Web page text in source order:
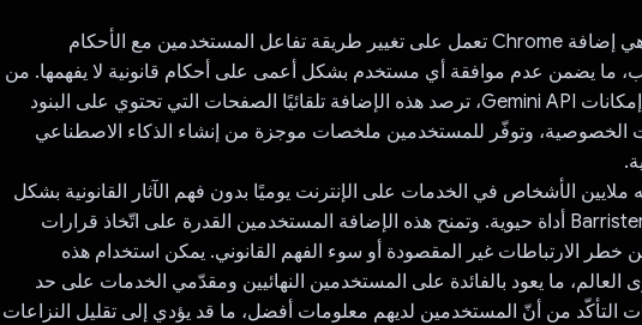
Barrister Gemini هي إضافة Chrome تعمل على تغيير طريقة تفاعل المستخدمين مع الأحكام
ما يضمن عدم موافقة أي مستخدم بشكل أعمى على أحكام قانونية لا يفهمها. من
خلال الاستفادة من إمكانات Gemini API، ترصد هذه الإضافة تلقائيًا الصفحات التي تحتوي على البنود
الخصوصية، وتوفّر للمستخدمين ملخصات موجزة من إنشاء الذكاء الاصطناعي
الأشخاص في الخدمات على الإنترنت يوميًا بدون فهم الآثار القانونية بشكل
كامل، تُعدّ Barrister Gemini أداة حيوية. وتمنح هذه الإضافة المستخدمين القدرة على اتّخاذ قرارات
خطر الارتباطات غير المقصودة أو سوء الفهم القانوني. يمكن استخدام هذه
ما يعود بالفائدة على المستخدمين النهائيين ومقدّمي الخدمات على حد
التأكّد من أنّ المستخدمين لديهم معلومات أفضل، ما قد يؤدي إلى تقليل النزاعات